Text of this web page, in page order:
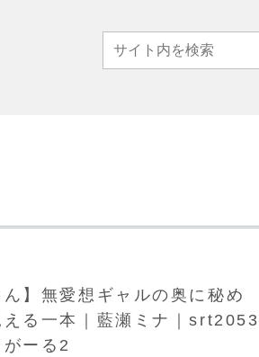
ん】無愛想ギャルの奥に秘め
える一本｜藍瀬ミナ｜srt2053
がーる2